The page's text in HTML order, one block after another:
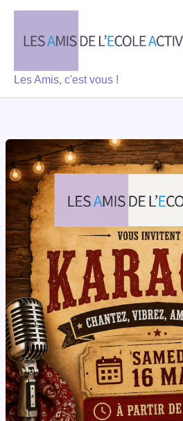
contenu
Les Amis, c'est vous !